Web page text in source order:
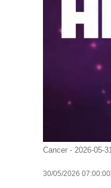
Cancer - 2026-05-
30/05/2026